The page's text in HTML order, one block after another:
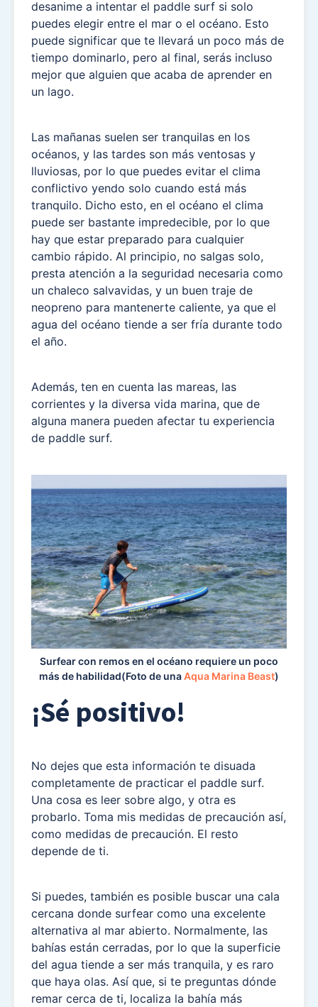
desanime a intentar el paddle surf si solo
puedes elegir entre el mar o el océano. Esto
puede significar que te llevará un poco más de
tiempo dominarlo, pero al final, serás incluso
mejor que alguien que acaba de aprender en
un lago.
Las mañanas suelen ser tranquilas en los
océanos, y las tardes son más ventosas y
lluviosas, por lo que puedes evitar el clima
conflictivo yendo solo cuando está más
tranquilo. Dicho esto, en el océano el clima
puede ser bastante impredecible, por lo que
hay que estar preparado para cualquier
cambio rápido. Al principio, no salgas solo,
presta atención a la seguridad necesaria como
un chaleco salvavidas, y un buen traje de
neopreno para mantenerte caliente, ya que el
agua del océano tiende a ser fría durante todo
el año.
Además, ten en cuenta las mareas, las
corrientes y la diversa vida marina, que de
alguna manera pueden afectar tu experiencia
de paddle surf.
Surfear con remos en el océano requiere un poco
más de habilidad(Foto de unaAqua Marina Beast)
¡Sé positivo!
No dejes que esta información te disuada
completamente de practicar el paddle surf.
Una cosa es leer sobre algo, y otra es
probarlo. Toma mis medidas de precaución así,
como medidas de precaución. El resto
depende de ti.
Si puedes, también es posible buscar una cala
cercana donde surfear como una excelente
alternativa al mar abierto. Normalmente, las
bahías están cerradas, por lo que la superficie
del agua tiende a ser más tranquila, y es raro
que haya olas. Así que, si te preguntas dónde
remar cerca de ti, localiza la bahía más